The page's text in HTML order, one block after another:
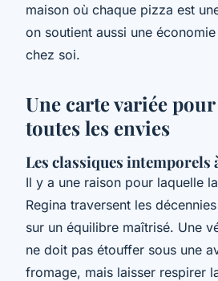
maison où chaque pizza est
on soutient aussi une
chez soi.
Une carte variée
toutes les envies
Les classiques
Il y a une raison pour laquelle
Regina traversent les
sur un équilibre maîtrisé. Une
ne doit pas étouffer sous une
fromage, mais laisser respirer